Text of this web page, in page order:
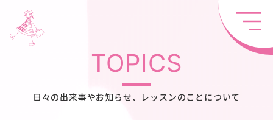
TOPICS
日々の出来事やお知らせ、レッスンのことについて